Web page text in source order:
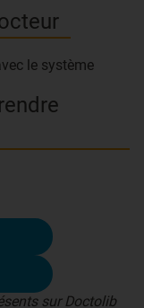
le système
sur Doctolib